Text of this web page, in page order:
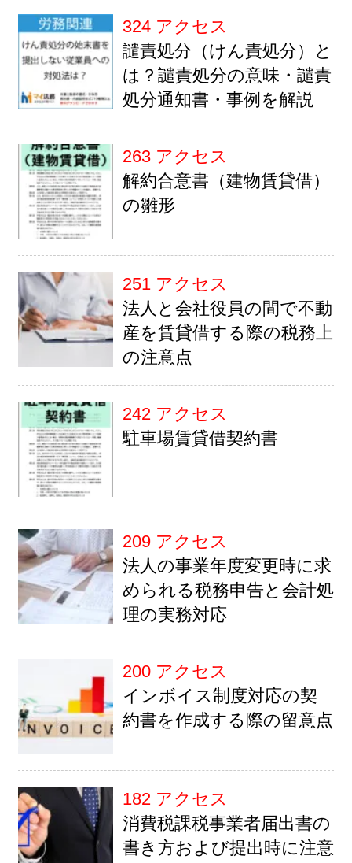
324 アクセス
譴責処分（けん責処分）と
は？譴責処分の意味・譴責
処分通知書・事例を解説
263 アクセス
解約合意書（建物賃貸借）
の雛形
251 アクセス
法人と会社役員の間で不動
産を賃貸借する際の税務上
の注意点
242 アクセス
駐車場賃貸借契約書
209 アクセス
法人の事業年度変更時に求
められる税務申告と会計処
理の実務対応
200 アクセス
インボイス制度対応の契
約書を作成する際の留意点
182 アクセス
消費税課税事業者届出書の
書き方および提出時に注意